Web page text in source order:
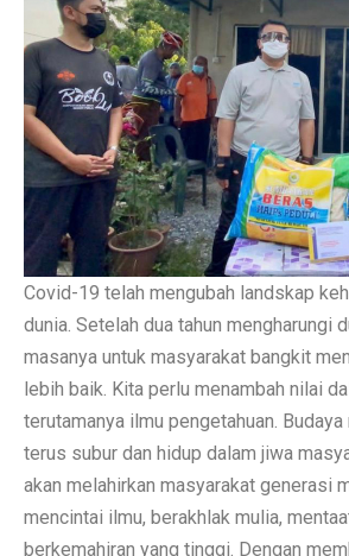
Covid-19 telah mengubah landskap
dunia. Setelah dua tahun mengharungi
masanya untuk masyarakat bangkit
lebih baik. Kita perlu menambah nilai
terutamanya ilmu pengetahuan.
terus subur dan hidup dalam jiwa
akan melahirkan masyarakat generasi
mencintai ilmu, berakhlak mulia,
berkemahiran yang tinggi. Dengan